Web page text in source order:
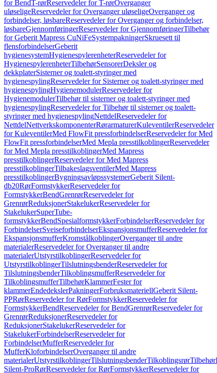
for BendT-rørReservedeler for T-rørOverganger
uløseligeReservedeler for Overganger uløseligeOverganger og
forbindelser, løsbareReservedeler for Overganger og forbindelser,
løsbareGjennomføringerReservedeler for GjennomføringerTilbehør
for Geberit Mapress CuNiFeSystempakningerSkruesett til
flensforbindelserGeberit
hygienesystemHygienespylerenheterReservedeler for
HygienespylerenheterTilbehørSensorerDeksler og
dekkplaterSisterner og toalett-styringer med
hygienespylingReservedeler for Sisterner og toalett-styringer med
hygienespylingHygienemodulerReservedeler for
HygienemodulerTilbehør til sisterner og toalett-styringer med
hygienespylingReservedeler for Tilbehør til sisterner og toalett-
styringer med hygienespylingNettdelReservedeler for
NettdelNettverkskomponenterRørarmaturerKuleventilerReservedeler
for KuleventilerMed FlowFit pressforbindelserReservedeler for Med
FlowFit pressforbindelserMed Mepla presstilkoblingerReservedeler
for Med Mepla presstilkoblingerMed Mapress
presstilkoblingerReservedeler for Med Mapress
presstilkoblingerTilbakeslagsventilerMed Mapress
presstilkoblingerBygningsavløpssystemerGeberit Silent-
db20RørFormstykkerReservedeler for
FormstykkerBendGrenrørReservedeler for
GrenrørReduksjonerStakelukerReservedeler for
StakelukerSuperTube-
formstykkerBendSpesialformstykkerForbindelserReservedeler for
ForbindelserSveiseforbindelserEkspansjonsmufferReservedeler for
EkspansjonsmufferKromstålkoblingerOverganger til andre
materialerReservedeler for Overganger til andre
materialerUtstyrstilkoblingerReservedeler for
UtstyrstilkoblingerTilslutningsbenderReservedeler for
TilslutningsbenderTilkoblingsmufferReservedeler for
TilkoblingsmufferTilbehørKlammerFester for
klammerEndedekslerPakningerForbruksmateriellGeberit Silent-
PPRørReservedeler for RørFormstykkerReservedeler for
FormstykkerBendReservedeler for BendGrenrørReservedeler for
GrenrørReduksjonerReservedeler for
ReduksjonerStakelukerReservedeler for
StakelukerForbindelserReservedeler for
ForbindelserMufferReservedeler for
MufferKloforbindelserOverganger til andre
materialerUtstyrstilkoblingerTilslutningsbenderTilkoblingsrørTilbehør
Silent-ProRørReservedeler for RørFormstykkerReservedeler for